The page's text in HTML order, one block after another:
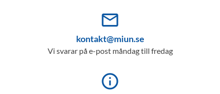
mail_outline
kontakt@miun.se
Vi svarar på e-post måndag till fredag
info_outline